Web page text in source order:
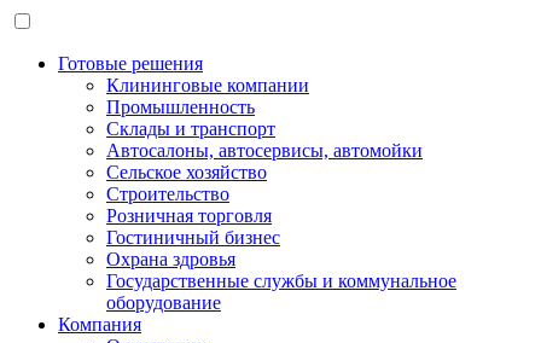
Готовые решения
Клининговые компании
Промышленность
Склады и транспорт
Автосалоны, автосервисы, автомойки
Сельское хозяйство
Строительство
Розничная торговля
Гостиничный бизнес
Охрана здровья
Государственные службы и коммунальное
оборудование
Компания